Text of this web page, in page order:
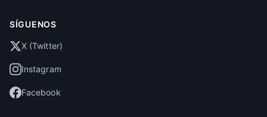
SÍGUENOS
X (Twitter)
Instagram
Facebook